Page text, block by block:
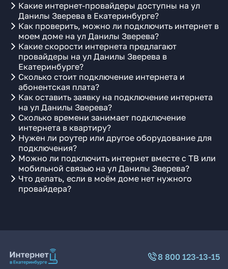
Какие интернет-провайдеры доступны на ул
Данилы Зверева в Екатеринбурге?
Как проверить, можно ли подключить интернет в
моем доме на ул Данилы Зверева?
Какие скорости интернета предлагают
провайдеры на ул Данилы Зверева в
Екатеринбурге?
Сколько стоит подключение интернета и
абонентская плата?
Как оставить заявку на подключение интернета
на ул Данилы Зверева?
Сколько времени занимает подключение
интернета в квартиру?
Нужен ли роутер или другое оборудование для
подключения?
Можно ли подключить интернет вместе с ТВ или
мобильной связью на ул Данилы Зверева?
Что делать, если в моём доме нет нужного
провайдера?
8 800 123-13-15